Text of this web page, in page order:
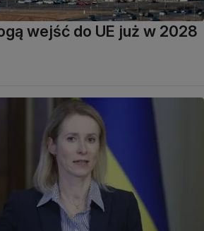
wejść do UE już w 2028